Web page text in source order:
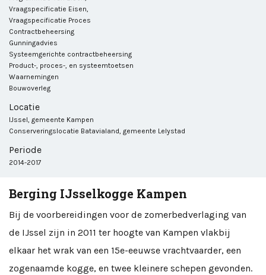
Vraagspecificatie Eisen,
Vraagspecificatie Proces
Contractbeheersing
Gunningadvies
Systeemgerichte contractbeheersing
Product-, proces-, en systeemtoetsen
Waarnemingen
Bouwoverleg
Locatie
IJssel, gemeente Kampen
Conserveringslocatie Batavialand, gemeente Lelystad
Periode
2014-2017
Berging IJsselkogge Kampen
Bij de voorbereidingen voor de zomerbedverlaging van
de IJssel zijn in 2011 ter hoogte van Kampen vlakbij
elkaar het wrak van een 15e-eeuwse vrachtvaarder, een
zogenaamde kogge, en twee kleinere schepen gevonden.